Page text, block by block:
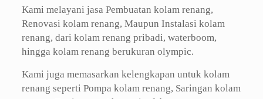
Kami melayani jasa Pembuatan kolam renang,
Renovasi kolam renang, Maupun Instalasi kolam
renang, dari kolam renang pribadi, waterboom,
hingga kolam renang berukuran olympic.
Kami juga memasarkan kelengkapan untuk kolam
renang seperti Pompa kolam renang, Saringan kolam